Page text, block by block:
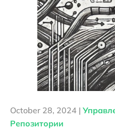
October 28, 2024 |
Репозитории